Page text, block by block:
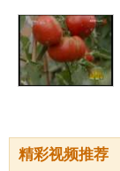
精彩视频推荐